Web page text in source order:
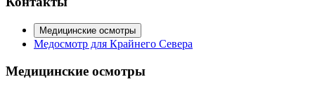
Медицинские осмотры
Медосмотр для Крайнего Севера
Медицинские осмотры